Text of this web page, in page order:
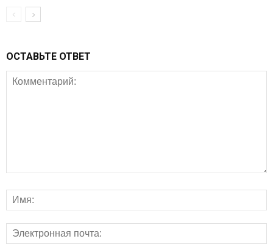
ОСТАВЬТЕ ОТВЕТ